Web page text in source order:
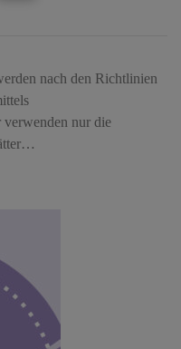
nach den Richtlinien
verwenden nur die